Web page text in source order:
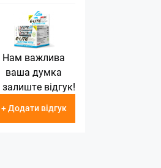
Нам важлива
ваша думка
відгук!
+ Додати відгук